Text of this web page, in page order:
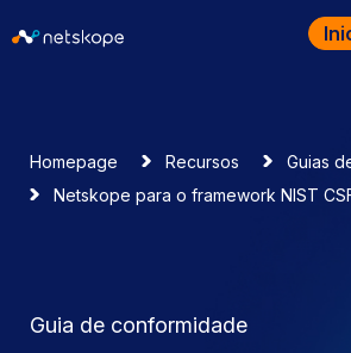
Homepage Recursos
Guias
Netskope para o framework NIST
Guia de conformidade